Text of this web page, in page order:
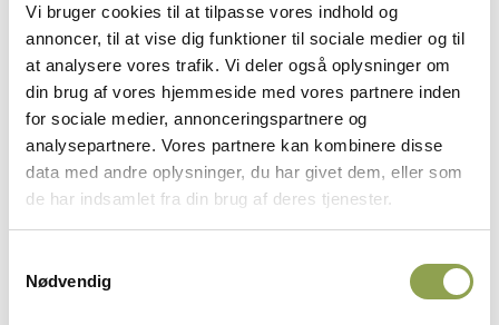
Vi bruger cookies til at tilpasse vores indhold og
annoncer, til at vise dig funktioner til sociale medier og til
at analysere vores trafik. Vi deler også oplysninger om
din brug af vores hjemmeside med vores partnere inden
for sociale medier, annonceringspartnere og
analysepartnere. Vores partnere kan kombinere disse
data med andre oplysninger, du har givet dem, eller som
de har indsamlet fra din brug af deres tjenester.
Nødvendig
vores forpligtigelser.
Danmarks Jægerforbund deltager i processen for at
sikre, at der er det højest mulige niveau af
faglighed bag planerne, og vi får i høj grad hjælp fra
lokale medlemmer, da vi ved, at lokalt kendskab
kan være uvurderlig ekspertviden ved forvaltning
Det er nu tredje genererations Natura 2000-planer,
der har været i …